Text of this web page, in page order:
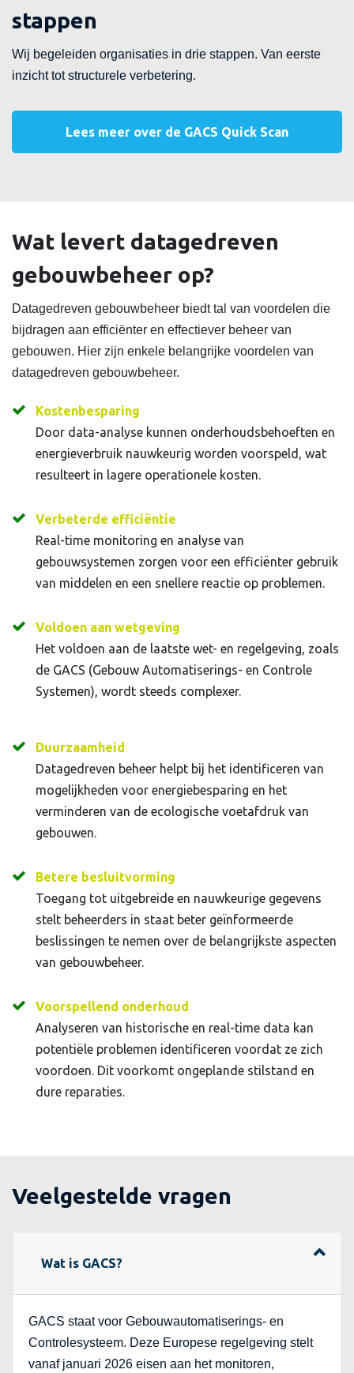
stappen
Wij begeleiden organisaties in drie stappen. Van eerste
inzicht tot structurele verbetering.
Lees meer over de GACS Quick Scan
Wat levert datagedreven
gebouwbeheer op?
Datagedreven gebouwbeheer biedt tal van voordelen die
bijdragen aan efficiënter en effectiever beheer van
gebouwen. Hier zijn enkele belangrijke voordelen van
datagedreven gebouwbeheer.
Kostenbesparing
Door data-analyse kunnen onderhoudsbehoeften en
energieverbruik nauwkeurig worden voorspeld, wat
resulteert in lagere operationele kosten.
Verbeterde efficiëntie
Real-time monitoring en analyse van
gebouwsystemen zorgen voor een efficiënter gebruik
van middelen en een snellere reactie op problemen.
Voldoen aan wetgeving
Het voldoen aan de laatste wet- en regelgeving, zoals
de GACS (Gebouw Automatiserings- en Controle
Systemen), wordt steeds complexer.
Duurzaamheid
Datagedreven beheer helpt bij het identificeren van
mogelijkheden voor energiebesparing en het
verminderen van de ecologische voetafdruk van
gebouwen.
Betere besluitvorming
Toegang tot uitgebreide en nauwkeurige gegevens
stelt beheerders in staat beter geïnformeerde
beslissingen te nemen over de belangrijkste aspecten
van gebouwbeheer.
Voorspellend onderhoud
Analyseren van historische en real-time data kan
potentiële problemen identificeren voordat ze zich
voordoen. Dit voorkomt ongeplande stilstand en
dure reparaties.
Veelgestelde vragen
Wat is GACS?
GACS staat voor Gebouwautomatiserings- en
Controlesysteem. Deze Europese regelgeving stelt
vanaf januari 2026 eisen aan het monitoren,